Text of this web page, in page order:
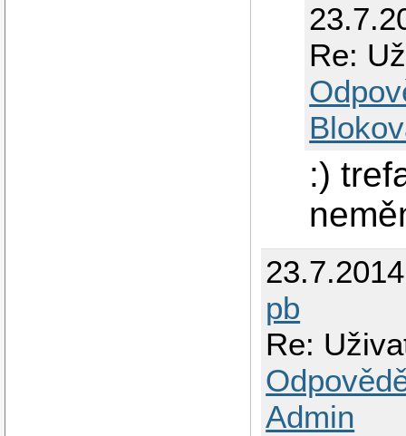
Re:
:)
pb
Re:
Admin